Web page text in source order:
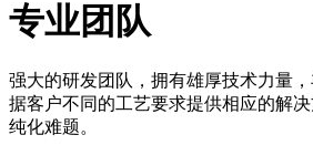
专业团队
强大的研发团队，拥有雄厚技术力量
据客户不同的工艺要求提供相应的解
纯化难题。